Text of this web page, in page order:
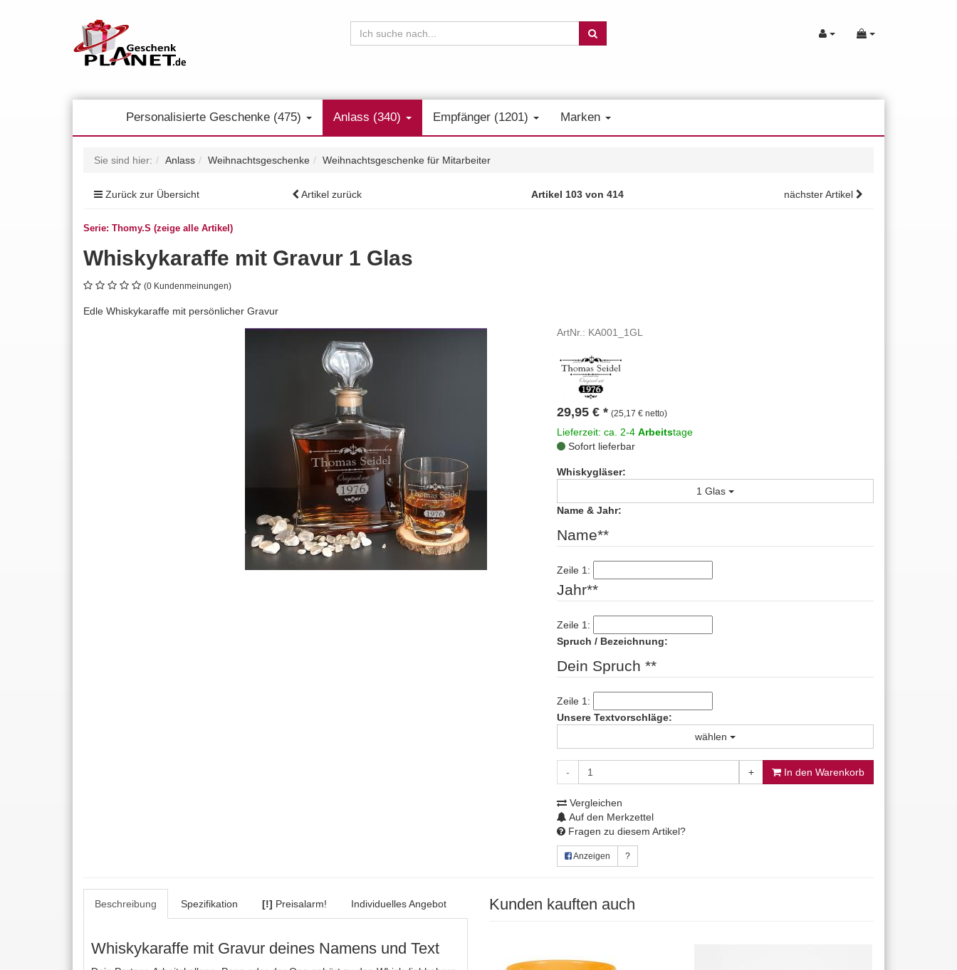
Personalisierte Geschenke (475) Anlass (340) Empfänger (1201) Marken
Sie sind hier: Anlass Weihnachtsgeschenke Weihnachtsgeschenke für Mitarbeiter
Zurück zur Übersicht Artikel zurück Artikel 103 von 414 nächster Artikel
Serie: Thomy.S (zeige alle Artikel)
Whiskykaraffe mit Gravur 1 Glas
(0 Kundenmeinungen)
Edle Whiskykaraffe mit persönlicher Gravur
ArtNr.: KA001_1GL
29,95 € * (25,17 € netto)
Lieferzeit: ca. 2-4 Arbeitstage
Sofort lieferbar
Whiskygläser:
1 Glas
Name & Jahr:
Name**
Zeile 1:
Jahr**
Zeile 1:
Spruch / Bezeichnung:
Dein Spruch **
Zeile 1:
Unsere Textvorschläge:
wählen
- + In den Warenkorb
Vergleichen
Auf den Merkzettel
Fragen zu diesem Artikel?
Anzeigen ?
Beschreibung Spezifikation [!] Preisalarm! Individuelles Angebot
Whiskykaraffe mit Gravur deines Namens und Text
Kunden kauften auch